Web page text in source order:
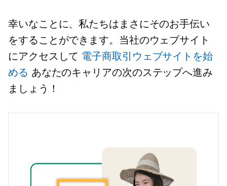
幸いなことに、私たちはまさにそのお手伝い
をすることができます。当社のウェブサイト
にアクセスして 電子商取引ウェブサイトを始
める あなたのキャリアの次のステップへ進み
ましょう！